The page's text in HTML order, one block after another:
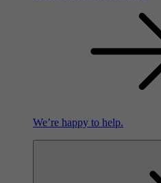
We’re happy to help.